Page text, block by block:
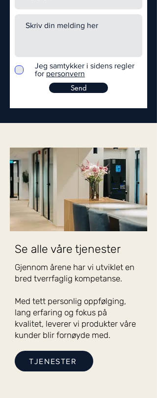
Jeg samtykker i sidens regler
for personvern
Send
Se alle våre tjenester
Gjennom årene har vi utviklet en
bred tverrfaglig kompetanse.
Med tett personlig oppfølging,
lang erfaring og fokus på
kvalitet, leverer vi produkter våre
kunder blir fornøyde med.
TJENESTER